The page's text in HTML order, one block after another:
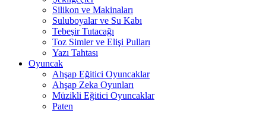
Silikon ve Makinaları
Suluboyalar ve Su Kabı
Tebeşir Tutacağı
Toz Simler ve Elişi Pulları
Yazı Tahtası
Oyuncak
Ahşap Eğitici Oyuncaklar
Ahşap Zeka Oyunları
Müzikli Eğitici Oyuncaklar
Paten